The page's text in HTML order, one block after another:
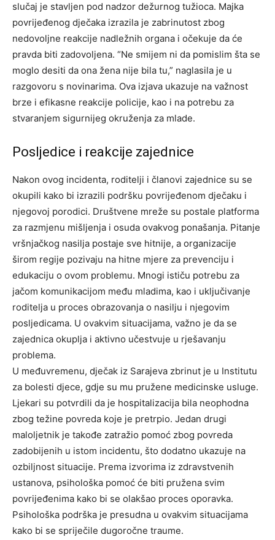
slučaj je stavljen pod nadzor dežurnog tužioca. Majka
povrijeđenog dječaka izrazila je zabrinutost zbog
nedovoljne reakcije nadležnih organa i očekuje da će
pravda biti zadovoljena. “Ne smijem ni da pomislim šta se
moglo desiti da ona žena nije bila tu,” naglasila je u
razgovoru s novinarima. Ova izjava ukazuje na važnost
brze i efikasne reakcije policije, kao i na potrebu za
stvaranjem sigurnijeg okruženja za mlade.
Posljedice i reakcije zajednice
Nakon ovog incidenta, roditelji i članovi zajednice su se
okupili kako bi izrazili podršku povrijeđenom dječaku i
njegovoj porodici. Društvene mreže su postale platforma
za razmjenu mišljenja i osuda ovakvog ponašanja. Pitanje
vršnjačkog nasilja postaje sve hitnije, a organizacije
širom regije pozivaju na hitne mjere za prevenciju i
edukaciju o ovom problemu. Mnogi ističu potrebu za
jačom komunikacijom među mladima, kao i uključivanje
roditelja u proces obrazovanja o nasilju i njegovim
posljedicama. U ovakvim situacijama, važno je da se
zajednica okuplja i aktivno učestvuje u rješavanju
problema.
U međuvremenu, dječak iz Sarajeva zbrinut je u Institutu
za bolesti djece, gdje su mu pružene medicinske usluge.
Ljekari su potvrdili da je hospitalizacija bila neophodna
zbog težine povreda koje je pretrpio. Jedan drugi
maloljetnik je takođe zatražio pomoć zbog povreda
zadobijenih u istom incidentu, što dodatno ukazuje na
ozbiljnost situacije. Prema izvorima iz zdravstvenih
ustanova, psihološka pomoć će biti pružena svim
povrijeđenima kako bi se olakšao proces oporavka.
Psihološka podrška je presudna u ovakvim situacijama
kako bi se spriječile dugoročne traume.